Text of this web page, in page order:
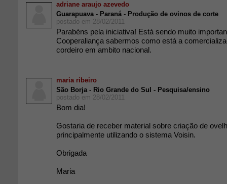
adriane araujo azevedo
Guarapuava - Paraná - Produção de ovinos de corte
postado em 28/02/2011
Parabéns pela iniciativa! Está sendo muito
Cooperaliança sabermos como está a
cordeiro em ambito nacional.
maria ribeiro
São Borja - Rio Grande do Sul - Pesquisa/ensino
postado em 28/02/2011
Bom dia!
Gostaria de receber material sobre criação de
principalmente utilizando o sistema Voisin.
Obrigada
Maria